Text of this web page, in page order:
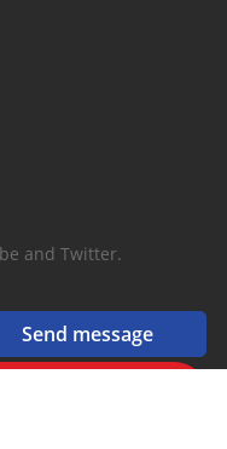
Send message
and Twitter.